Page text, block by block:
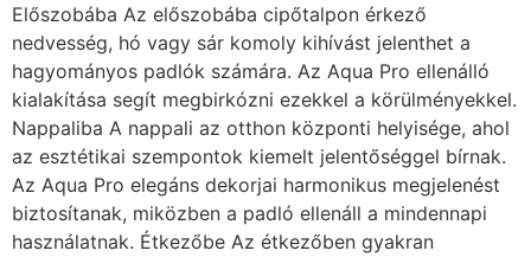
Előszobába Az előszobába cipőtalpon érkező
nedvesség, hó vagy sár komoly kihívást jelenthet a
hagyományos padlók számára. Az Aqua Pro ellenálló
kialakítása segít megbirkózni ezekkel a körülményekkel.
Nappaliba A nappali az otthon központi helyisége, ahol
az esztétikai szempontok kiemelt jelentőséggel bírnak.
Az Aqua Pro elegáns dekorjai harmonikus megjelenést
biztosítanak, miközben a padló ellenáll a mindennapi
használatnak. Étkezőbe Az étkezőben gyakran